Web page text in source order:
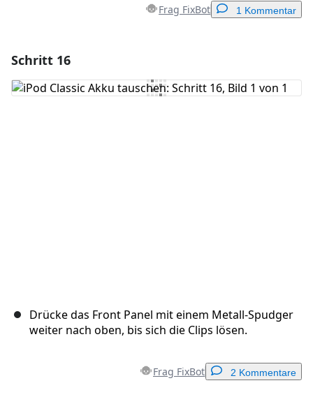
Frag FixBot 1 Kommentar
Kommentar hinzufügen
Schritt 16
Drücke das Front Panel mit einem Metall-Spudger
weiter nach oben, bis sich die Clips lösen.
Frag FixBot 2 Kommentare